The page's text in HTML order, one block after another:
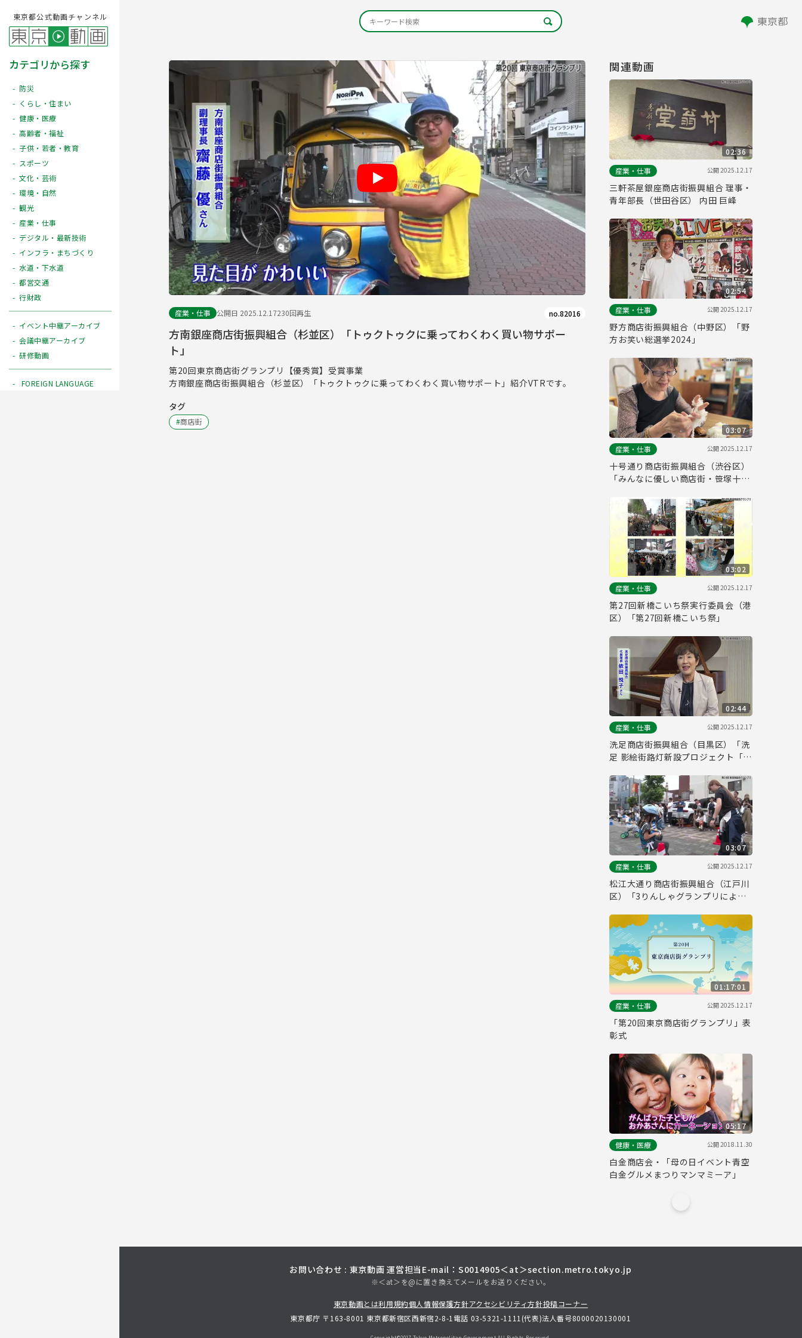
東京都公式動画チャンネル
カテゴリから探す
防災
くらし・住まい
健康・医療
高齢者・福祉
子供・若者・教育
スポーツ
文化・芸術
環境・自然
観光
産業・仕事
デジタル・最新技術
インフラ・まちづくり
水道・下水道
都営交通
行財政
イベント中継アーカイブ
会議中継アーカイブ
研修動画
FOREIGN LANGUAGE
Play
産業・仕事 公開日 2025.12.17230回再生 no.82016
方南銀座商店街振興組合（杉並区）「トゥクトゥクに乗ってわくわく買い物サポー
ト」
第20回東京商店街グランプリ【優秀賞】受賞事業
方南銀座商店街振興組合（杉並区）「トゥクトゥクに乗ってわくわく買い物サポート」紹介VTRです。
タグ
#商店街
関連動画
02:36
産業・仕事
公開2025.12.17
三軒茶屋銀座商店街振興組合 理事・
青年部長（世田谷区） 内田 巨峰
02:54
産業・仕事
公開2025.12.17
野方商店街振興組合（中野区）「野
方お笑い総選挙2024」
03:07
産業・仕事
公開2025.12.17
十号通り商店街振興組合（渋谷区）
「みんなに優しい商店街・笹塚十号
03:02
産業・仕事
公開2025.12.17
第27回新橋こいち祭実行委員会（港
区）「第27回新橋こいち祭」
02:44
産業・仕事
公開2025.12.17
洗足商店街振興組合（目黒区）「洗
足 影絵街路灯新設プロジェクト「光
03:07
産業・仕事
公開2025.12.17
松江大通り商店街振興組合（江戸川
区）「3りんしゃグランプリによる
01:17:01
産業・仕事
公開2025.12.17
「第20回東京商店街グランプリ」表
彰式
05:17
健康・医療
公開2018.11.30
白金商店会・「母の日イベント青空
白金グルメまつりマンマミーア」
お問い合わせ : 東京動画 運営担当 E-mail：S0014905＜at＞section.metro.tokyo.jp
※＜at＞を@に置き換えてメールをお送りください。
東京動画とは利用規約個人情報保護方針アクセシビリティ方針投稿コーナー
東京都庁 〒163-8001 東京都新宿区西新宿2-8-1 電話 03-5321-1111(代表)法人番号8000020130001